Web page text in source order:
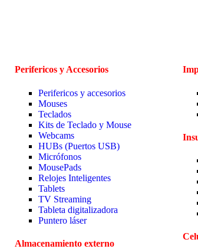
Perifericos y Accesorios
Perifericos y accesorios
Mouses
Teclados
Kits de Teclado y Mouse
Webcams
HUBs (Puertos USB)
Micrófonos
MousePads
Relojes Inteligentes
Tablets
TV Streaming
Tableta digitalizadora
Puntero láser
Almacenamiento externo